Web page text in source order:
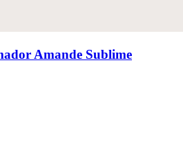
Amande Sublime